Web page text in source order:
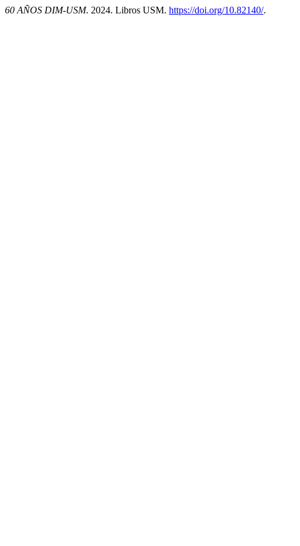
60 AÑOS DIM-USM. 2024. Libros USM. https://doi.org/10.82140/.